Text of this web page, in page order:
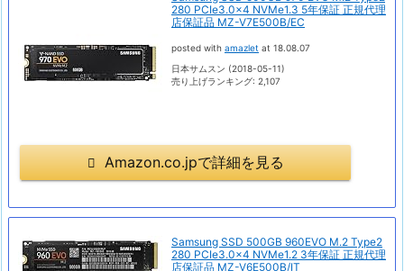
280 PCIe3.0×4 NVMe1.3 5年保証 正規代理
店保証品 MZ-V7E500B/EC
posted with amazlet at 18.08.07
日本サムスン (2018-05-11)
売り上げランキング: 2,107
Amazon.co.jpで詳細を見る
Samsung SSD 500GB 960EVO M.2 Type2
280 PCIe3.0×4 NVMe1.2 3年保証 正規代理
店保証品 MZ-V6E500B/IT